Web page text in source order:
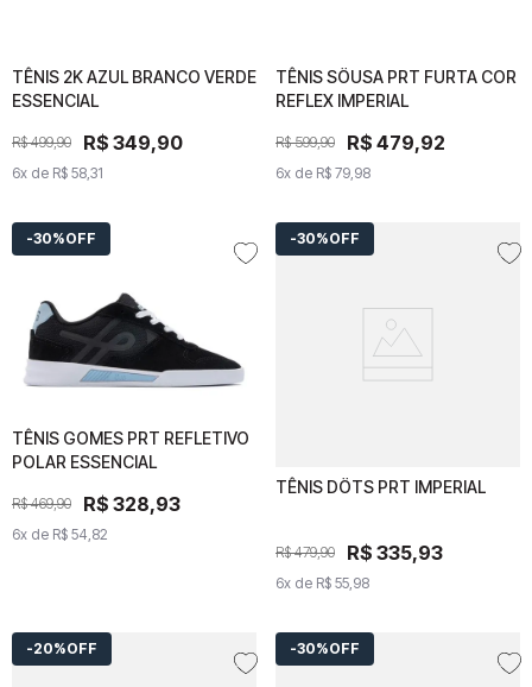
TÊNIS 2K AZUL BRANCO VERDE
ESSENCIAL
R$ 499,90 R$ 349,90
6x de R$ 58,31
TÊNIS 2K AZUL BRANCO
VERDE ESSENCIAL
R$ 499 90 R$ 349,90
6x deR$ 58
TÊNIS SÖUSA PRT FURTA COR
REFLEX IMPERIAL
R$ 599,90 R$ 479,92
6x de R$ 79,98
TÊNIS SÖUSA PRT
FURTA COR REFLEX
R$ 599 90 R$ 479,
6x deR$ 79
30%OFF
TÊNIS GOMES PRT REFLETIVO
POLAR ESSENCIAL
R$ 469,90 R$ 328,93
6x de R$ 54 82
TÊNIS GOMES PRT
REFLETIVO POLAR
R$ 469 90 R$ 328,93
6x deR$ 54
30%OFF
TÊNIS DÖTS PRT IMPERIAL
R$ 479,90 R$ 335,93
6x de R$ 55,98
TÊNIS DÖTS PRT
R$ 479 90 R$ 335,93
6x deR$ 55
20%OFF 30%OFF